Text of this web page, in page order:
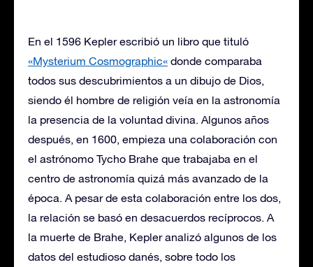
En el 1596 Kepler escribió un libro que tituló
«Mysterium Cosmographic« donde comparaba
todos sus descubrimientos a un dibujo de Dios,
siendo él hombre de religión veía en la astronomía
la presencia de la voluntad divina. Algunos años
después, en 1600, empieza una colaboración con
el astrónomo Tycho Brahe que trabajaba en el
centro de astronomía quizá más avanzado de la
época. A pesar de esta colaboración entre los dos,
la relación se basó en desacuerdos recíprocos. A
la muerte de Brahe, Kepler analizó algunos de los
datos del estudioso danés, sobre todo los